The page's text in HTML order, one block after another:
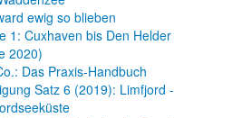
ewig so blieben
1: Cuxhaven bis Den Helder
2020)
Das Praxis-Handbuch
Satz 6 (2019): Limfjord -